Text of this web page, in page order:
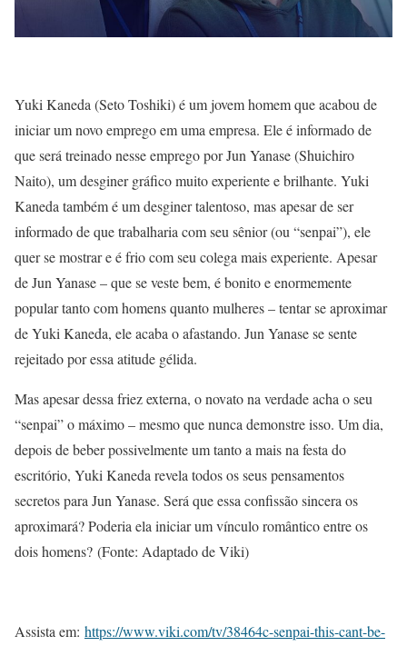
Yuki Kaneda (Seto Toshiki) é um jovem homem que acabou de
iniciar um novo emprego em uma empresa. Ele é informado de
que será treinado nesse emprego por Jun Yanase (Shuichiro
Naito), um desginer gráfico muito experiente e brilhante. Yuki
Kaneda também é um desginer talentoso, mas apesar de ser
informado de que trabalharia com seu sênior (ou “senpai”), ele
quer se mostrar e é frio com seu colega mais experiente. Apesar
de Jun Yanase – que se veste bem, é bonito e enormemente
popular tanto com homens quanto mulheres – tentar se aproximar
de Yuki Kaneda, ele acaba o afastando. Jun Yanase se sente
rejeitado por essa atitude gélida.
Mas apesar dessa friez externa, o novato na verdade acha o seu
“senpai” o máximo – mesmo que nunca demonstre isso. Um dia,
depois de beber possivelmente um tanto a mais na festa do
escritório, Yuki Kaneda revela todos os seus pensamentos
secretos para Jun Yanase. Será que essa confissão sincera os
aproximará? Poderia ela iniciar um vínculo romântico entre os
dois homens? (Fonte: Adaptado de Viki)
Assista em: https://www.viki.com/tv/38464c-senpai-this-cant-be-